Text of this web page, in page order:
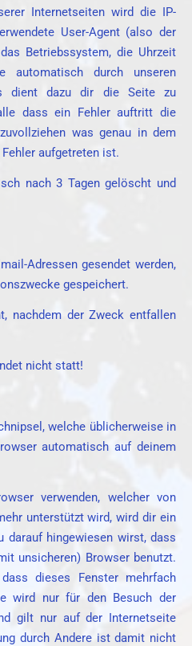
Internetseiten wird die IP-
User-Agent (also der
Betriebssystem, die Uhrzeit
automatisch durch unseren
dient dazu dir die Seite zu
dass ein Fehler auftritt die
was genau in dem
aufgetreten ist.
nach 3 Tagen gelöscht und
Adressen gesendet werden,
gespeichert.
nachdem der Zweck entfallen
nicht statt!
welche üblicherweise in
automatisch auf deinem
verwenden, welcher von
unterstützt wird, wird dir ein
darauf hingewiesen wirst, dass
unsicheren) Browser benutzt.
dieses Fenster mehrfach
wird nur für den Besuch der
gilt nur auf der Internetseite
durch Andere ist damit nicht